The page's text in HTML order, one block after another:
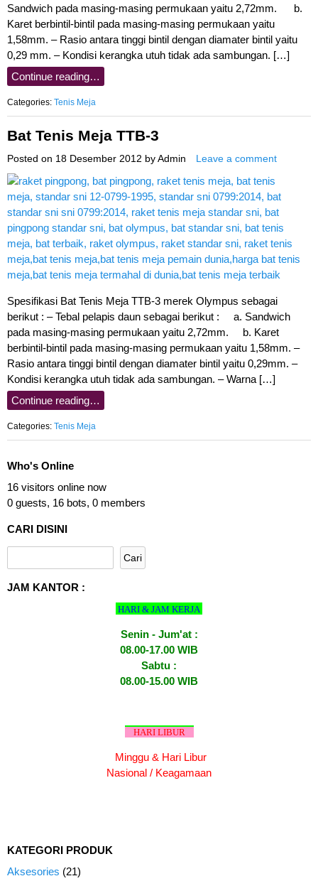
Sandwich pada masing-masing permukaan yaitu 2,72mm. b.
Karet berbintil-bintil pada masing-masing permukaan yaitu
1,58mm. – Rasio antara tinggi bintil dengan diamater bintil yaitu
0,29 mm. – Kondisi kerangka utuh tidak ada sambungan. […]
Continue reading…
Categories: Tenis Meja
Bat Tenis Meja TTB-3
Posted on 18 Desember 2012 by Admin Leave a comment
Spesifikasi Bat Tenis Meja TTB-3 merek Olympus sebagai
berikut : – Tebal pelapis daun sebagai berikut : a. Sandwich
pada masing-masing permukaan yaitu 2,72mm. b. Karet
berbintil-bintil pada masing-masing permukaan yaitu 1,58mm. –
Rasio antara tinggi bintil dengan diamater bintil yaitu 0,29mm. –
Kondisi kerangka utuh tidak ada sambungan. – Warna […]
Continue reading…
Categories: Tenis Meja
Who's Online
16 visitors online now
0 guests, 16 bots, 0 members
CARI DISINI
JAM KANTOR :
HARI & JAM KERJA
Senin - Jum'at :
08.00-17.00 WIB
Sabtu :
08.00-15.00 WIB
HARI LIBUR
Minggu & Hari Libur
Nasional / Keagamaan
KATEGORI PRODUK
Aksesories (21)